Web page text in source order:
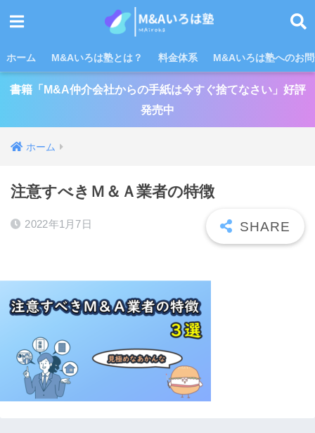
ホーム M&Aいろは塾とは？ 料金体系 M&Aいろは塾へのお
書籍「M&A仲介会社からの手紙は今すぐ捨てなさい」好評
発売中
ホーム
注意すべきＭ＆Ａ業者の特徴
2022年1月7日